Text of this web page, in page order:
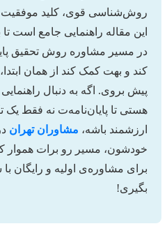
روش‌شناسی قوی، کلید موفقیت
این مقاله راهنمایی جامع است تا
در مسیر مشاوره روش تحقیق
کند و بهت کمک کند از همان
پیش بروی. اگه به دنبال
هستی تا پایان‌نامه‌ت نه فقط یک
ارزشمند باشه، مشاوران تهران
خودشون، مسیر رو برات هموار
برای مشاوره‌ی اولیه و رایگان
بگیری!